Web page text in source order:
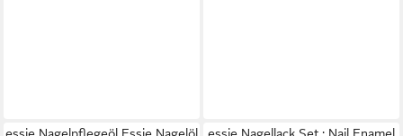
essie Nagelpflegeöl Essie Nagelöl essie Nagellack Set : Nail Enamel